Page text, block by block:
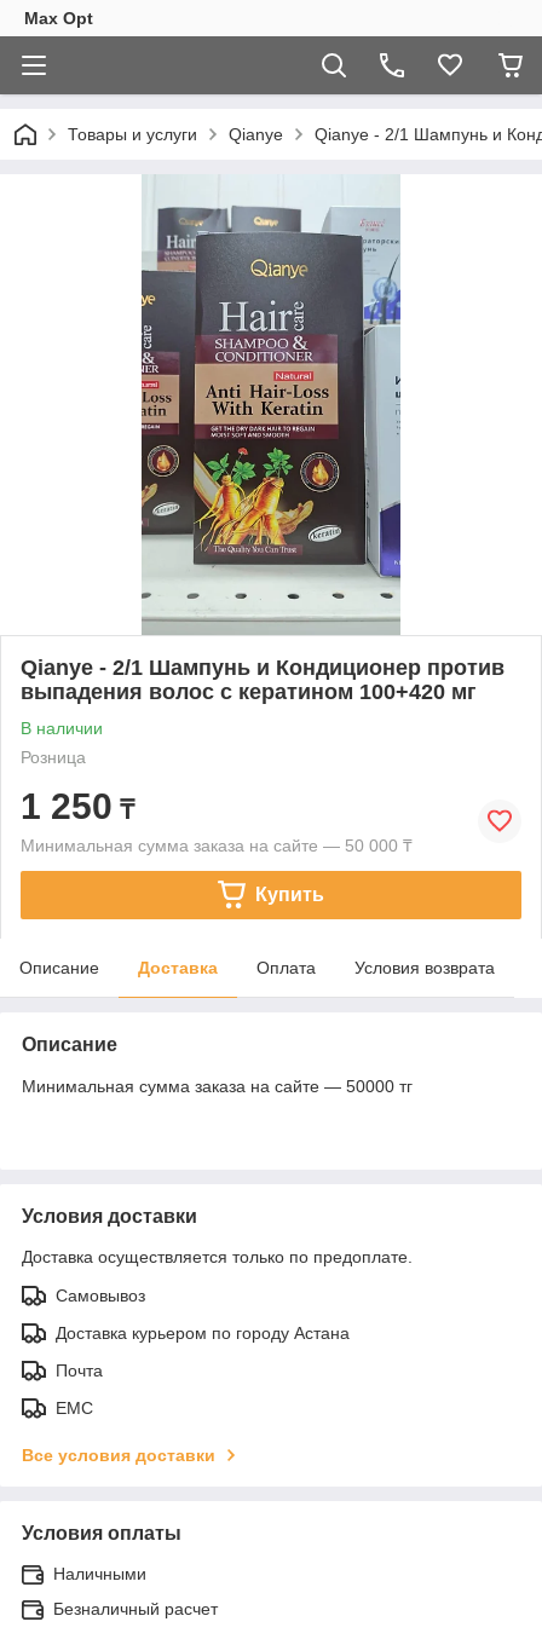
Max Opt
Товары и услуги Qianye Qianye - 2/1 Шампунь и
Qianye - 2/1 Шампунь и Кондиционер против
выпадения волос с кератином 100+420 мг
В наличии
Розница
1 250 ₸
Минимальная сумма заказа на сайте — 50 000 ₸
Купить
Описание Доставка Оплата Условия возврата
Описание
Минимальная сумма заказа на сайте — 50000 тг
Условия доставки
Доставка осуществляется только по предоплате.
Самовывоз
Доставка курьером по городу Астана
Почта
ЕМС
Все условия доставки
Условия оплаты
Наличными
Безналичный расчет